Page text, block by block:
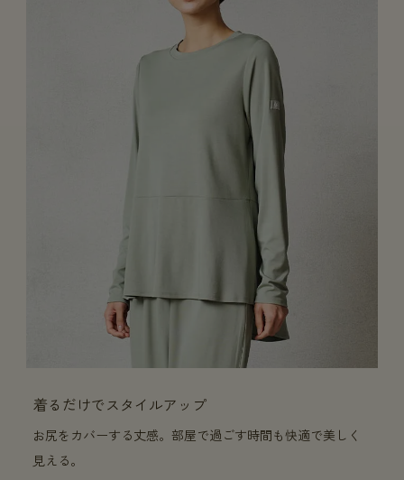
着るだけでスタイルアップ
お尻をカバーする丈感。部屋で過ごす時間も快適で美しく
見える。